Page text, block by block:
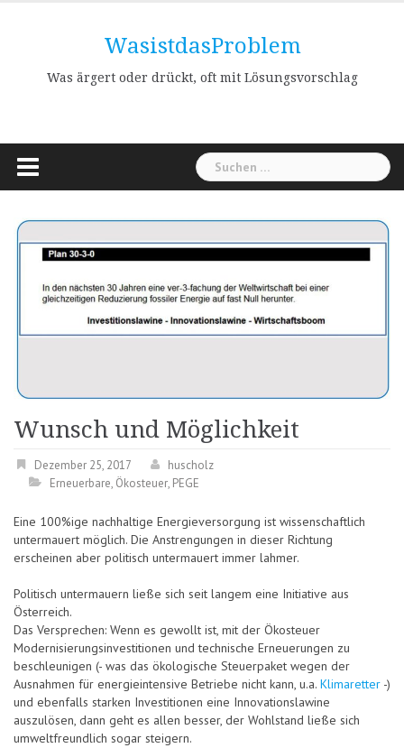
WasistdasProblem
Was ärgert oder drückt, oft mit Lösungsvorschlag
Suchen
nach:
Wunsch und Möglichkeit
Dezember 25, 2017
huscholz
Erneuerbare, Ökosteuer, PEGE
Eine 100%ige nachhaltige Energieversorgung ist wissenschaftlich
untermauert möglich. Die Anstrengungen in dieser Richtung
erscheinen aber politisch untermauert immer lahmer.
Politisch untermauern ließe sich seit langem eine Initiative aus
Österreich.
Das Versprechen: Wenn es gewollt ist, mit der Ökosteuer
Modernisierungsinvestitionen und technische Erneuerungen zu
beschleunigen (- was das ökologische Steuerpaket wegen der
Ausnahmen für energieintensive Betriebe nicht kann, u.a. Klimaretter -)
und ebenfalls starken Investitionen eine Innovationslawine
auszulösen, dann geht es allen besser, der Wohlstand ließe sich
umweltfreundlich sogar steigern.